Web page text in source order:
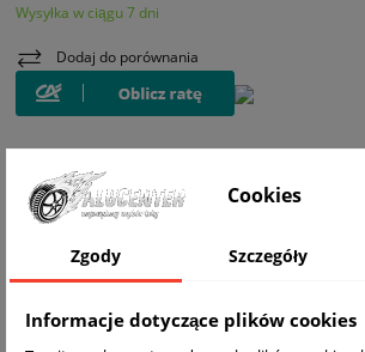
Wysyłka w ciągu 7 dni
Dodaj do porównania
WIZUALIZACJA NA AUCIE
Cookies
Zgody Szczegóły
Informacje dotyczące plików cookies